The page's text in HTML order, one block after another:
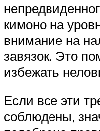
кимоно на
внимание на
завязок. Это
избежать
Если все эти
соблюдены,